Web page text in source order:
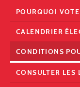
POURQUOI
CALENDRIER
CONDITIONS
CONSULTER LES